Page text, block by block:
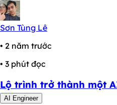
Sơn Tùng Lê
• 2 năm trước
• 3 phút đọc
Lộ trình trở thành một
AI Engineer